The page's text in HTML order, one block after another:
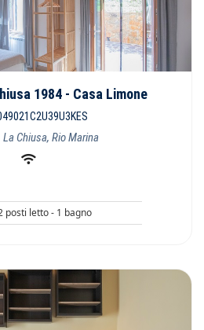
1984 - Casa Limone
Chiusa, Rio Marina
posti letto - 1 bagno